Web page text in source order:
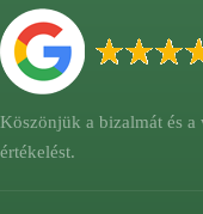
Köszönjük a bizalmát és
értékelést.